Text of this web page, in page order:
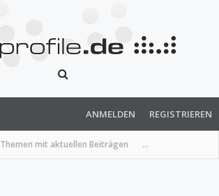
Themen mit aktuellen Beiträgen ...
ANMELDEN REGISTRIEREN